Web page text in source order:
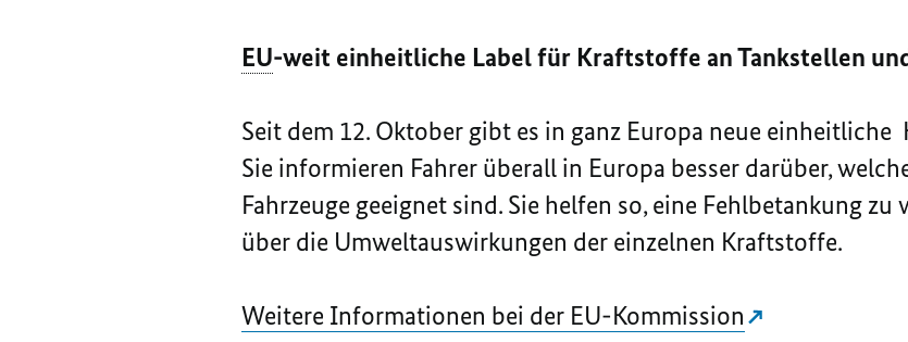
EU-weit einheitliche Label für Kraftstoffe an Tankstellen
Seit dem 12. Oktober gibt es in ganz Europa neue
Sie informieren Fahrer überall in Europa besser darüber,
Fahrzeuge geeignet sind. Sie helfen so, eine Fehlbetankung
über die Umweltauswirkungen der einzelnen Kraftstoffe.
Weitere Informationen bei der EU-Kommission